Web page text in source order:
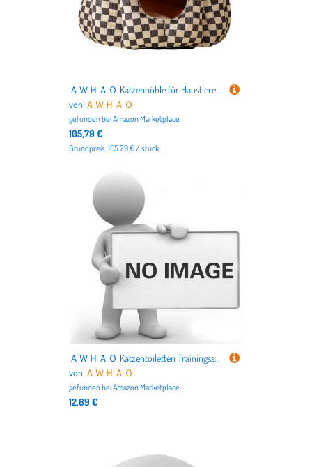
ＡＷＨＡＯ Katzenhöhle für Haustiere, Zelt für Kätzchen, Innenbereich Schlafplatz für Katzen Und Kleine Hunde, Grau
von ＡＷＨＡＯ
gefunden beiAmazon Marketplace
105,79 €
Grundpreis: 105.79 € / stück
ＡＷＨＡＯ Katzentoiletten Trainingssystem, Katzentöpfchen Trainingsset, Die Meisten Toiletten, Sitzbefestigungstoilette für Die Haustierpflege, Heimkätzchen, Grau
von ＡＷＨＡＯ
gefunden beiAmazon Marketplace
12,69 €